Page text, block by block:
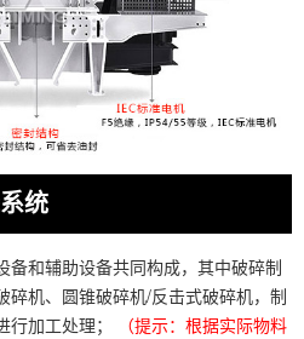
统
备和辅助设备共同构成，其中破碎制
碎机、圆锥破碎机/反击式破碎机，制
加工处理；
（提示：根据实际物料